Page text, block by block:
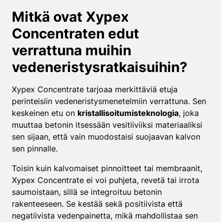
Mitkä ovat Xypex
Concentraten edut
verrattuna muihin
vedeneristysratkaisuihin?
Xypex Concentrate tarjoaa merkittäviä etuja
perinteisiin vedeneristysmenetelmiin verrattuna. Sen
keskeinen etu on kristallisoitumisteknologia, joka
muuttaa betonin itsessään vesitiiviiksi materiaaliksi
sen sijaan, että vain muodostaisi suojaavan kalvon
sen pinnalle.
Toisin kuin kalvomaiset pinnoitteet tai membraanit,
Xypex Concentrate ei voi puhjeta, revetä tai irrota
saumoistaan, sillä se integroituu betonin
rakenteeseen. Se kestää sekä positiivista että
negatiivista vedenpainetta, mikä mahdollistaa sen